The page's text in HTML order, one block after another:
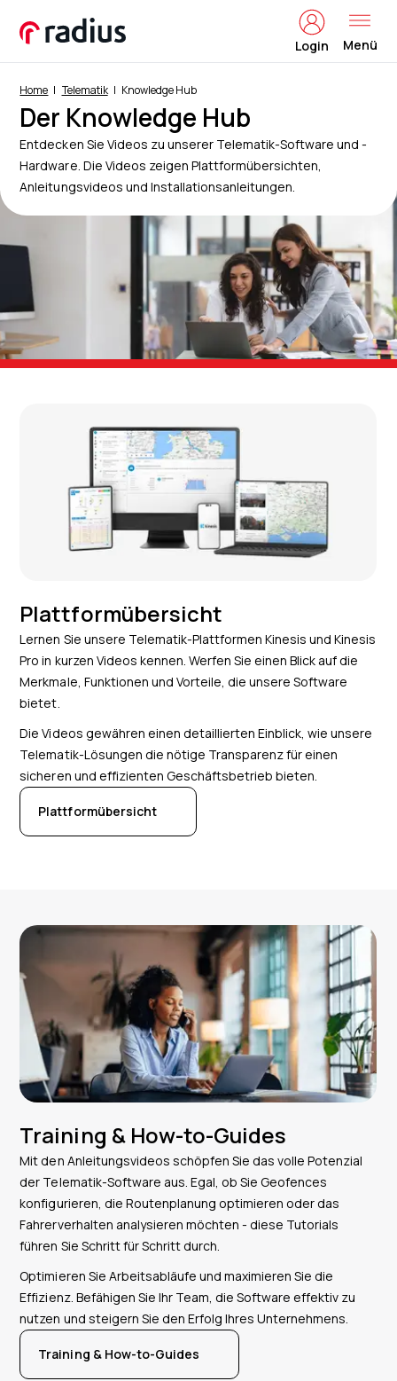
Login Menü
Home Telematik Knowledge Hub
Der Knowledge Hub
Entdecken Sie Videos zu unserer Telematik-Software und -
Hardware. Die Videos zeigen Plattformübersichten,
Anleitungsvideos und Installationsanleitungen.
Plattformübersicht
Lernen Sie unsere Telematik-Plattformen Kinesis und Kinesis
Pro in kurzen Videos kennen. Werfen Sie einen Blick auf die
Merkmale, Funktionen und Vorteile, die unsere Software
bietet.
Die Videos gewähren einen detaillierten Einblick, wie unsere
Telematik-Lösungen die nötige Transparenz für einen
sicheren und effizienten Geschäftsbetrieb bieten.
Plattformübersicht
Training & How-to-Guides
Mit den Anleitungsvideos schöpfen Sie das volle Potenzial
der Telematik-Software aus. Egal, ob Sie Geofences
konfigurieren, die Routenplanung optimieren oder das
Fahrerverhalten analysieren möchten - diese Tutorials
führen Sie Schritt für Schritt durch.
Optimieren Sie Arbeitsabläufe und maximieren Sie die
Effizienz. Befähigen Sie Ihr Team, die Software effektiv zu
nutzen und steigern Sie den Erfolg Ihres Unternehmens.
Training & How-to-Guides